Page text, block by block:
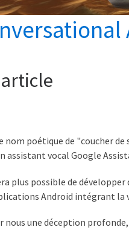
nom poétique de "coucher
assistant vocal Google
plus possible de
Android intégrant la
nous une déception